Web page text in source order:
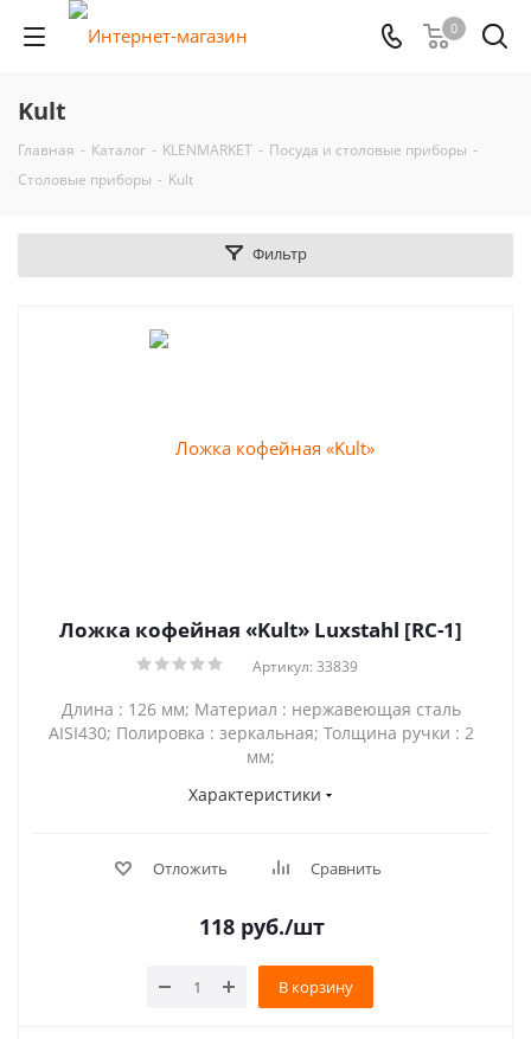
0
Kult
Главная - Каталог - KLENMARKET - Посуда и столовые приборы -
Столовые приборы - Kult
Фильтр
Ложка кофейная «Kult» Luxstahl [RC-1]
Артикул: 33839
Длина : 126 мм; Материал : нержавеющая сталь
AISI430; Полировка : зеркальная; Толщина ручки : 2
мм;
Характеристики
Отложить Сравнить
118руб./шт
В корзину